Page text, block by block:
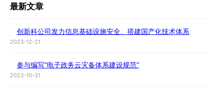
最新文章
创新科公司发力信息基础设施安全、搭建国产化技术体系
2023-12-21
参与编写“电子政务云灾备体系建设规范”
2023-10-31